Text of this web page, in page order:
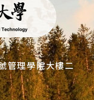
管理學院大樓二